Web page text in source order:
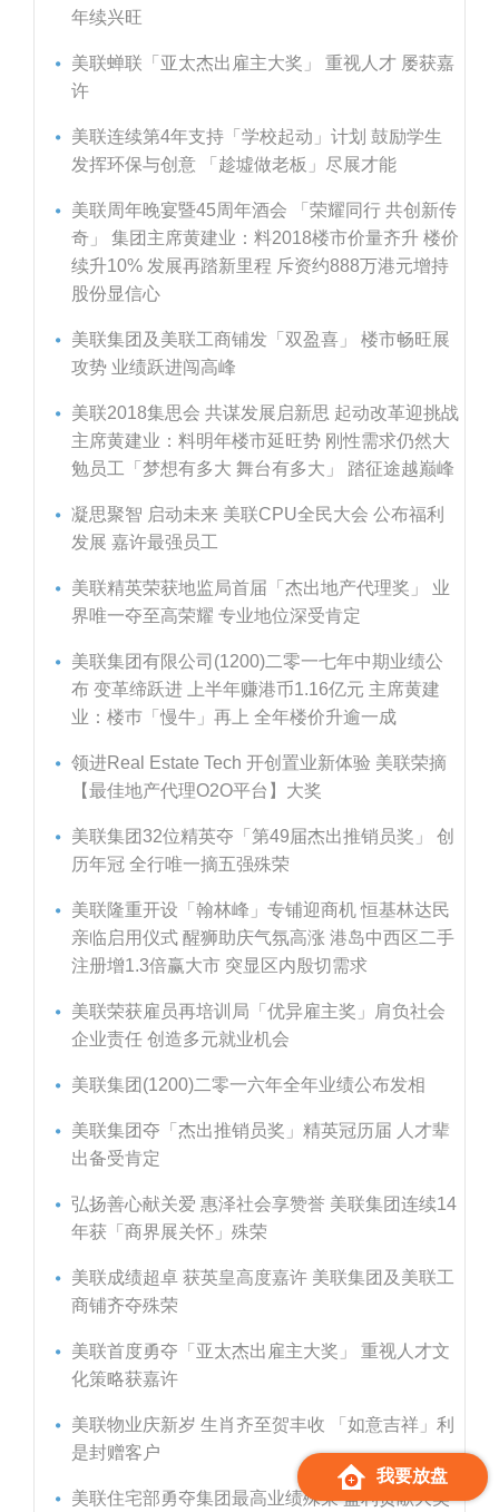
年续兴旺
美联蝉联「亚太杰出雇主大奖」 重视人才 屡获嘉
许
美联连续第4年支持「学校起动」计划 鼓励学生
发挥环保与创意 「趁墟做老板」尽展才能
美联周年晚宴暨45周年酒会 「荣耀同行 共创新传
奇」 集团主席黄建业：料2018楼市价量齐升 楼价
续升10% 发展再踏新里程 斥资约888万港元增持
股份显信心
美联集团及美联工商铺发「双盈喜」 楼市畅旺展
攻势 业绩跃进闯高峰
美联2018集思会 共谋发展启新思 起动改革迎挑战
主席黄建业：料明年楼市延旺势 刚性需求仍然大
勉员工「梦想有多大 舞台有多大」 踏征途越巅峰
凝思聚智 启动未来 美联CPU全民大会 公布福利
发展 嘉许最强员工
美联精英荣获地监局首届「杰出地产代理奖」 业
界唯一夺至高荣耀 专业地位深受肯定
美联集团有限公司(1200)二零一七年中期业绩公
布 变革缔跃进 上半年赚港币1.16亿元 主席黄建
业：楼巿「慢牛」再上 全年楼价升逾一成
领进Real Estate Tech 开创置业新体验 美联荣摘
【最佳地产代理O2O平台】大奖
美联集团32位精英夺「第49届杰出推销员奖」 创
历年冠 全行唯一摘五强殊荣
美联隆重开设「翰林峰」专铺迎商机 恒基林达民
亲临启用仪式 醒狮助庆气氛高涨 港岛中西区二手
注册增1.3倍赢大市 突显区内殷切需求
美联荣获雇员再培训局「优异雇主奖」肩负社会
企业责任 创造多元就业机会
美联集团(1200)二零一六年全年业绩公布发相
美联集团夺「杰出推销员奖」精英冠历届 人才辈
出备受肯定
弘扬善心献关爱 惠泽社会享赞誉 美联集团连续14
年获「商界展关怀」殊荣
美联成绩超卓 获英皇高度嘉许 美联集团及美联工
商铺齐夺殊荣
美联首度勇夺「亚太杰出雇主大奖」 重视人才文
化策略获嘉许
美联物业庆新岁 生肖齐至贺丰收 「如意吉祥」利
是封赠客户
美联住宅部勇夺集团最高业绩殊荣 盈利贡献大奖
我要放盘